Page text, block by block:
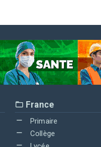
France
Primaire
Collège